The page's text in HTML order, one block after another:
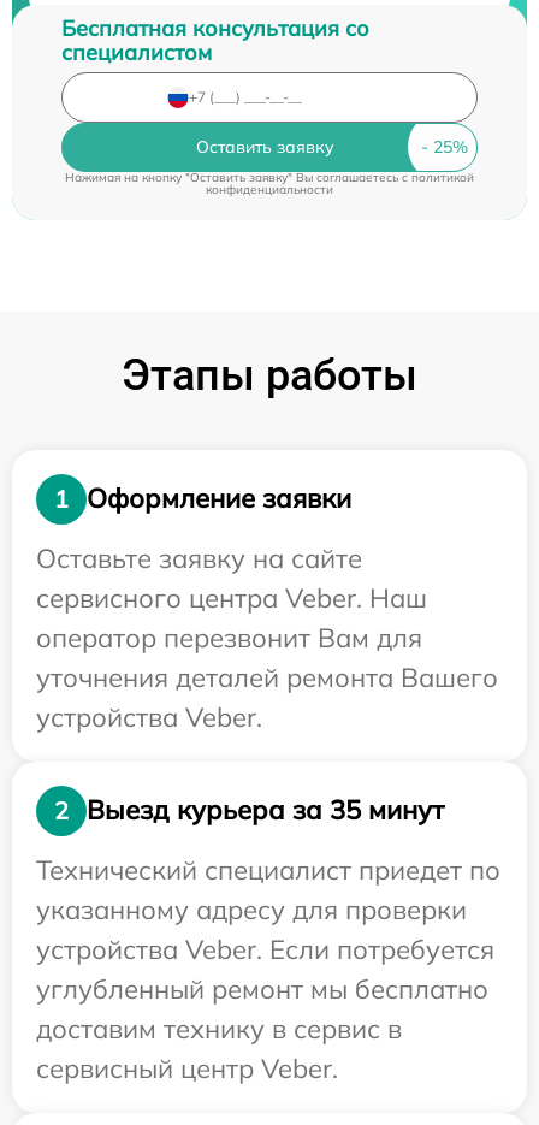
Бесплатная консультация со
специалистом
Оставить заявку
Нажимая на кнопку "Оставить заявку" Вы соглашаетесь cполитикой
конфиденциальности
Этапы работы
1
Оформление заявки
Оставьте заявку на сайте
сервисного центра Veber. Наш
оператор перезвонит Вам для
уточнения деталей ремонта Вашего
устройства Veber.
2
Выезд курьера за 35 минут
Технический специалист приедет по
указанному адресу для проверки
устройства Veber. Если потребуется
углубленный ремонт мы бесплатно
доставим технику в сервис в
сервисный центр Veber.